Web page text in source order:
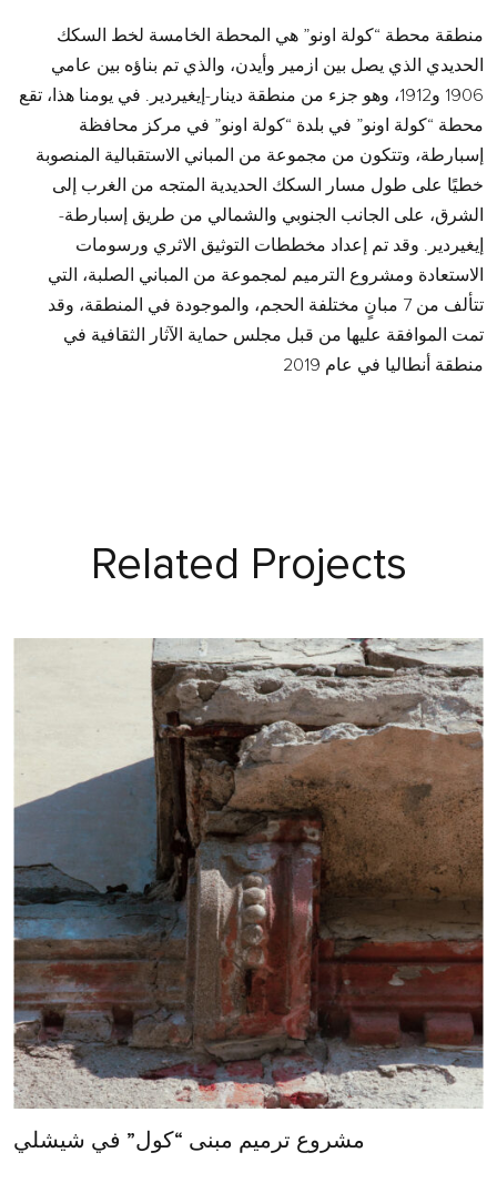
منطقة محطة “كولة اونو” هي المحطة الخامسة لخط السكك
الحديدي الذي يصل بين ازمير وأيدن، والذي تم بناؤه بين عامي
1906 و1912، وهو جزء من منطقة دينار-إيغيردير. في يومنا هذا، تقع
محطة “كولة اونو” في بلدة “كولة اونو” في مركز محافظة
إسبارطة، وتتكون من مجموعة من المباني الاستقبالية المنصوبة
خطيًا على طول مسار السكك الحديدية المتجه من الغرب إلى
الشرق، على الجانب الجنوبي والشمالي من طريق إسبارطة-
إيغيردير. وقد تم إعداد مخططات التوثيق الاثري ورسومات
الاستعادة ومشروع الترميم لمجموعة من المباني الصلبة، التي
تتألف من 7 مبانٍ مختلفة الحجم، والموجودة في المنطقة، وقد
تمت الموافقة عليها من قبل مجلس حماية الآثار الثقافية في
منطقة أنطاليا في عام 2019
Related Projects
مشروع ترميم مبنى “كول” في شيشلي